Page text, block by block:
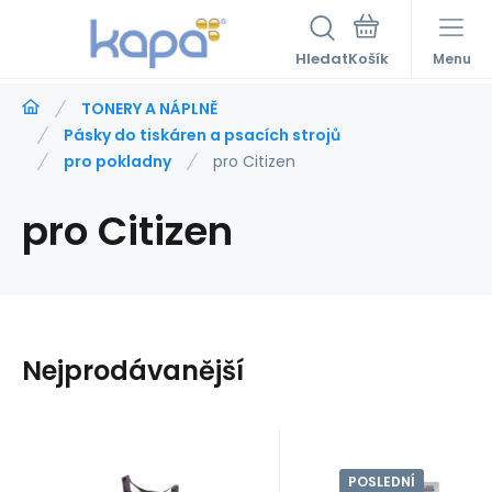
Hledat Menu
TONERY A NÁPLNĚ
Pásky do tiskáren a psacích strojů
pro pokladny
pro Citizen
pro Citizen
Nejprodávanější
Kód:PACDP600bkK
Skladem 2
POSLEDNÍ
KAPA
Kód:PACIMD910B
Skladem 1